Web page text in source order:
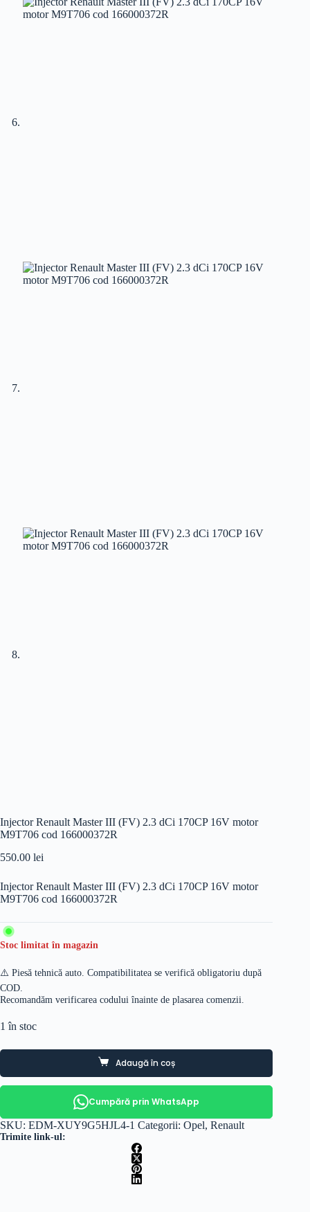
Injector Renault Master III (FV) 2.3 dCi 170CP 16V motor
M9T706 cod 166000372R
550.00 lei
Injector Renault Master III (FV) 2.3 dCi 170CP 16V motor
M9T706 cod 166000372R
Stoc limitat în magazin
⚠️ Piesă tehnică auto. Compatibilitatea se verifică obligatoriu după
COD.
Recomandăm verificarea codului înainte de plasarea comenzii.
1 în stoc
Adaugă în coș
Cumpără prin WhatsApp
SKU: EDM-XUY9G5HJL4-1 Categorii: Opel, Renault
Trimite link-ul: